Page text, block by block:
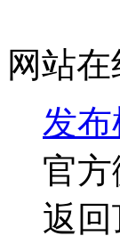
网站
发布
官
返